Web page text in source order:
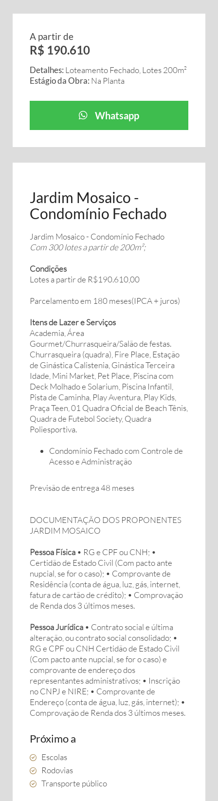
A partir de
R$ 190.610
Detalhes: Loteamento Fechado, Lotes 200m²
Estágio da Obra: Na Planta
Whatsapp
Jardim Mosaico -
Condomínio Fechado
Jardim Mosaico - Condomínio Fechado
Com 300 lotes a partir de 200m²;
Condições
Lotes a partir de R$190.610,00
Parcelamento em 180 meses(IPCA + juros)
Itens de Lazer e Serviços
Academia, Área
Gourmet/Churrasqueira/Salão de festas.
Churrasqueira (quadra), Fire Place, Estação
de Ginástica Calistenia, Ginástica Terceira
Idade, Mini Market, Pet Place, Piscina com
Deck Molhado e Solarium, Piscina Infantil,
Pista de Caminha, Play Aventura, Play Kids,
Praça Teen, 01 Quadra Oficial de Beach Tênis,
Quadra de Futebol Society, Quadra
Poliesportiva.
Condomínio Fechado com Controle de
Acesso e Administração
Previsão de entrega 48 meses
DOCUMENTAÇÃO DOS PROPONENTES
JARDIM MOSAICO
Pessoa Física • RG e CPF ou CNH; •
Certidão de Estado Civil (Com pacto ante
nupcial, se for o caso); • Comprovante de
Residência (conta de água, luz, gás, internet,
fatura de cartão de crédito); • Comprovação
de Renda dos 3 últimos meses.
Pessoa Jurídica • Contrato social e última
alteração, ou contrato social consolidado; •
RG e CPF ou CNH Certidão de Estado Civil
(Com pacto ante nupcial, se for o caso) e
comprovante de endereço dos
representantes administrativos; • Inscrição
no CNPJ e NIRE; • Comprovante de
Endereço (conta de água, luz, gás, internet); •
Comprovação de Renda dos 3 últimos meses.
Próximo a
Escolas
Rodovias
Transporte público